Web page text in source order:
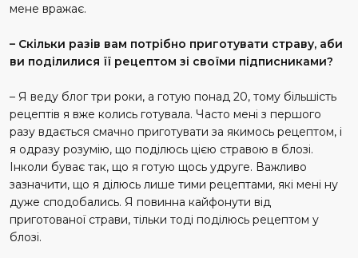
мене вражає.
– Скільки разів вам потрібно приготувати страву, аби
ви поділилися її рецептом зі своїми підписниками?
– Я веду блог три роки, а готую понад 20, тому більшість
рецептів я вже колись готувала. Часто мені з першого
разу вдається смачно приготувати за якимось рецептом, і
я одразу розумію, що поділюсь цією стравою в блозі.
Інколи буває так, що я готую щось удруге. Важливо
зазначити, що я ділюсь лише тими рецептами, які мені ну
дуже сподобались. Я повинна кайфонути від
приготованої страви, тільки тоді поділюсь рецептом у
блозі.